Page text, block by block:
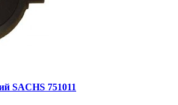
SACHS 751011